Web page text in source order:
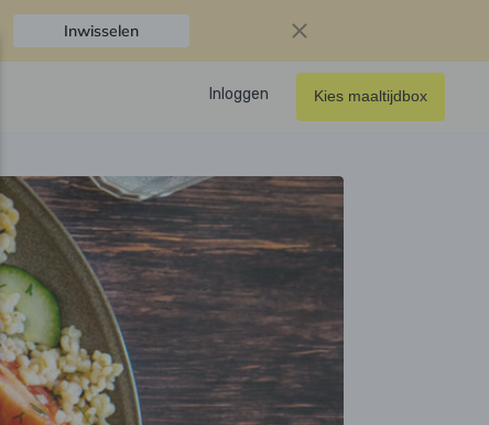
Inwisselen
Inloggen Kies maaltijdbox